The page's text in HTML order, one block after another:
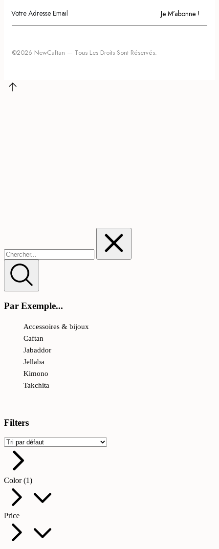
Je M’abonne !
©2026 NewCaftan — Tous Les Droits Sont Réservés.
Par Exemple...
Accessoires & bijoux
Caftan
Jabaddor
Jellaba
Kimono
Takchita
Filters
Color(1)
Price